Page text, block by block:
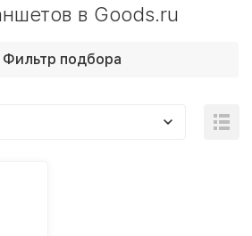
в Goods.ru
Фильтр подбора